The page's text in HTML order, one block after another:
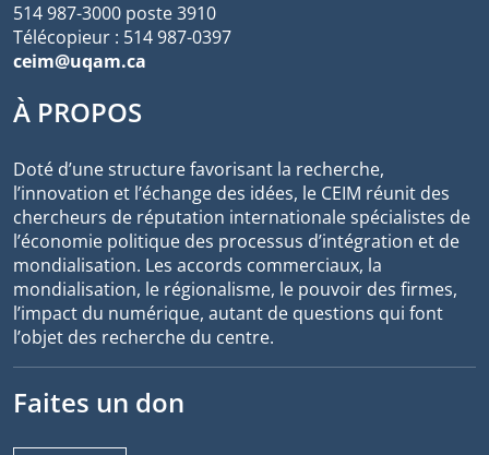
514 987-3000 poste 3910
Télécopieur : 514 987-0397
ceim@uqam.ca
À PROPOS
Doté d’une structure favorisant la recherche,
l’innovation et l’échange des idées, le CEIM réunit des
chercheurs de réputation internationale spécialistes de
l’économie politique des processus d’intégration et de
mondialisation. Les accords commerciaux, la
mondialisation, le régionalisme, le pouvoir des firmes,
l’impact du numérique, autant de questions qui font
l’objet des recherche du centre.
Faites un don